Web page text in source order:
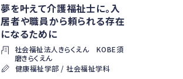
社会福祉法人きらくえん KOBE須
磨きらくえん
健康福祉学部 / 社会福祉学科
夢を叶えて介護福祉士に。入
居者や職員から頼られる存在
になるために